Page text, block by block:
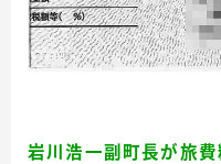
岩川浩一副町長が旅費